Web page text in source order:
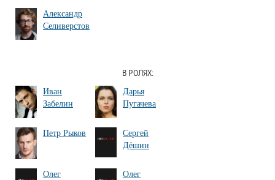
Александр
Селиверстов
В РОЛЯХ:
Иван
Забелин
Дарья
Пугачева
Петр Рыков
Сергей
Дёшин
Олег
Олег